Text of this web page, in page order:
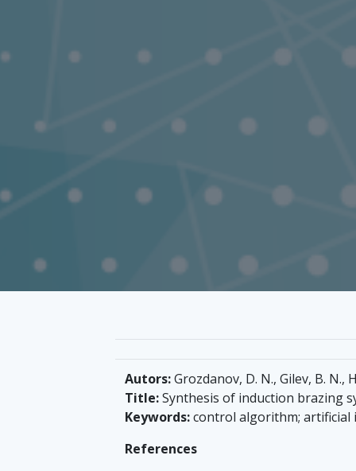
Autors:Grozdanov, D. N., Gilev, B. N.,
Title:Synthesis of induction brazing
Keywords:control algorithm; artificial
References